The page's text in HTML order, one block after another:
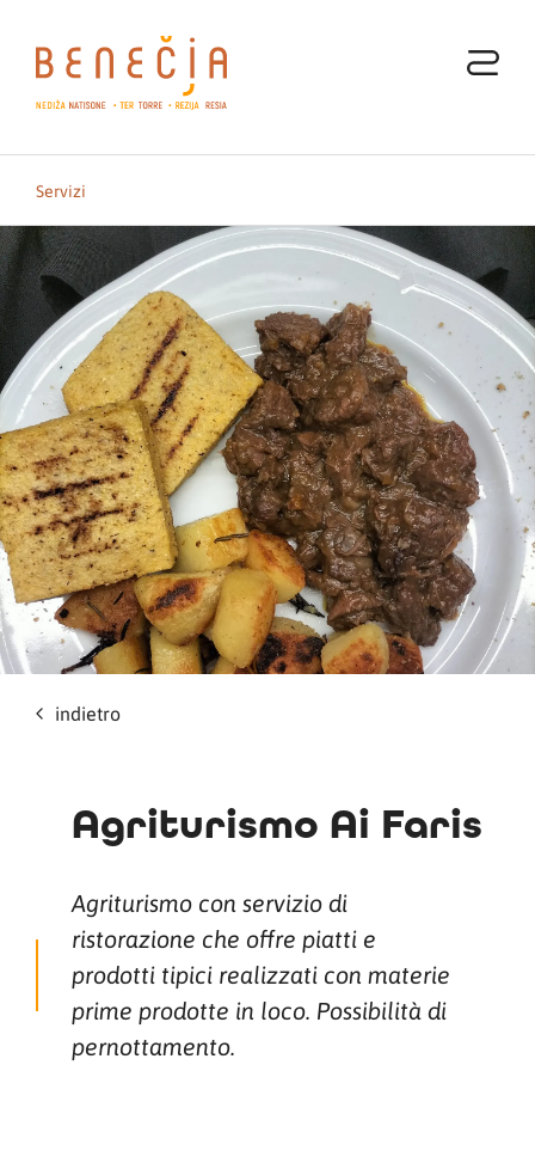
Servizi
indietro
Agriturismo Ai Faris
Agriturismo con servizio di
ristorazione che offre piatti e
prodotti tipici realizzati con materie
prime prodotte in loco. Possibilità di
pernottamento.